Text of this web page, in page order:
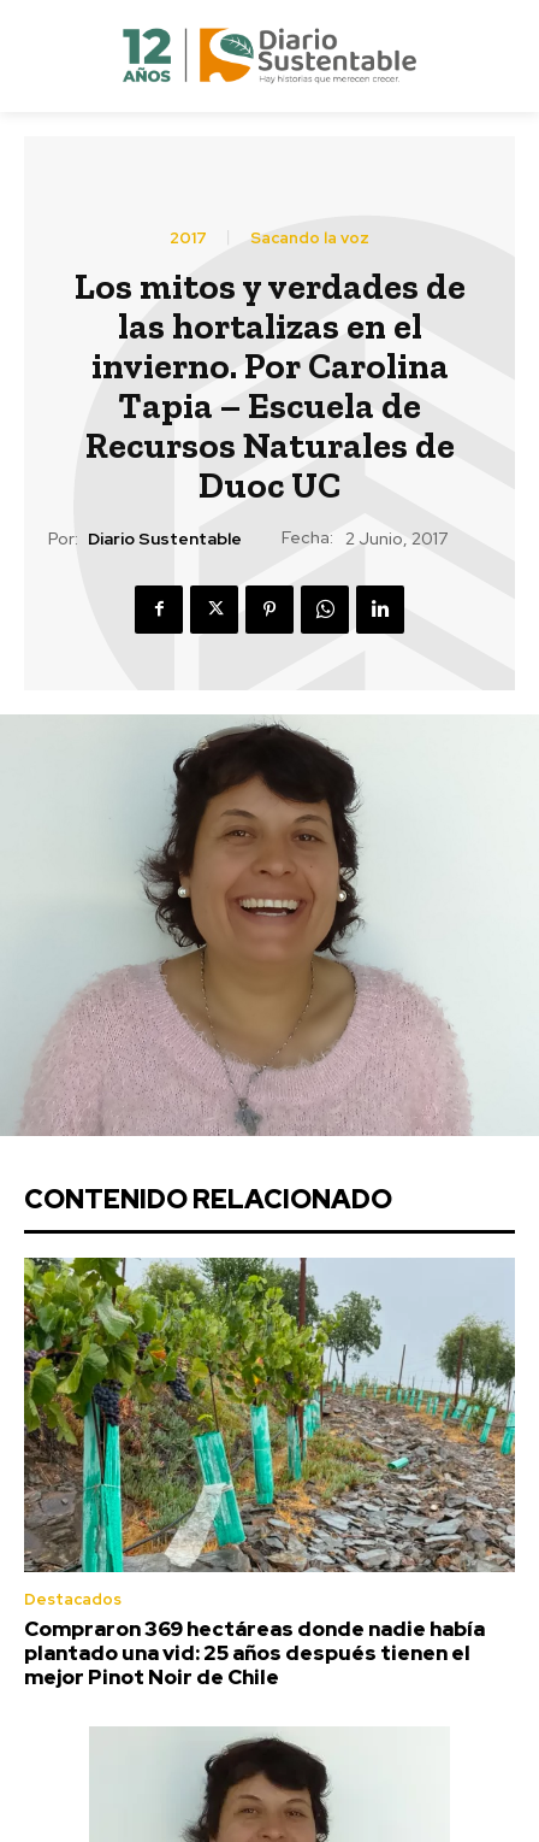
2017 Sacando la voz
Los mitos y verdades de
las hortalizas en el
invierno. Por Carolina
Tapia – Escuela de
Recursos Naturales de
Duoc UC
Por: Diario Sustentable Fecha: 2 Junio, 2017
CONTENIDO RELACIONADO
Destacados
Compraron 369 hectáreas donde nadie había
plantado una vid: 25 años después tienen el
mejor Pinot Noir de Chile